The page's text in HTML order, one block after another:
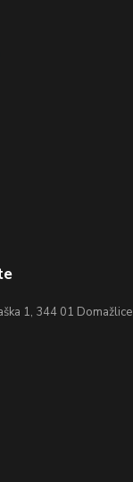
1, 344 01 Domažlice